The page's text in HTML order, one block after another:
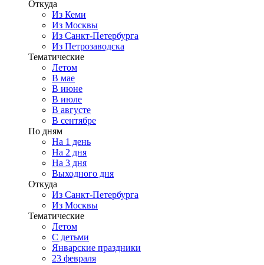
Откуда
Из Кеми
Из Москвы
Из Санкт-Петербурга
Из Петрозаводска
Тематические
Летом
В мае
В июне
В июле
В августе
В сентябре
По дням
На 1 день
На 2 дня
На 3 дня
Выходного дня
Откуда
Из Санкт-Петербурга
Из Москвы
Тематические
Летом
С детьми
Январские праздники
23 февраля